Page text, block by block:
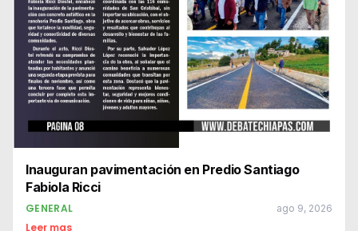
Inauguran pavimentación en Predio Santiago
Fabiola Ricci
GENERAL ago 9, 2026
Leer mas